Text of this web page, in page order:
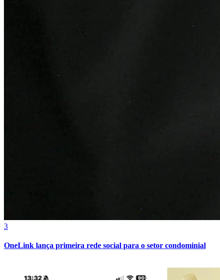
3
OneLink lança primeira rede social para o setor condominial